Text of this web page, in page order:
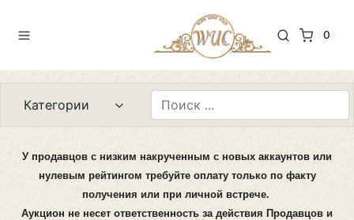
0
Категории
У продавцов с низким накрученным с новых аккаунтов или
нулевым рейтингом требуйте оплату только по факту
получения или при личной встрече.
Аукцион не несет ответственность за действия Продавцов и